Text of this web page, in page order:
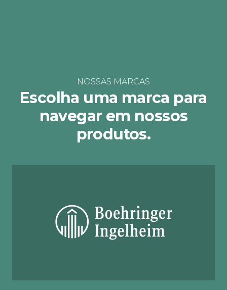
NOSSAS MARCAS
Escolha uma marca para
navegar em nossos
produtos.